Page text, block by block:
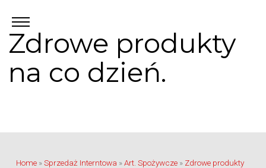
Zdrowe produkty
na co dzień.
Home »Sprzedaż Interntowa »Art. Spożywcze » Zdrowe produkty